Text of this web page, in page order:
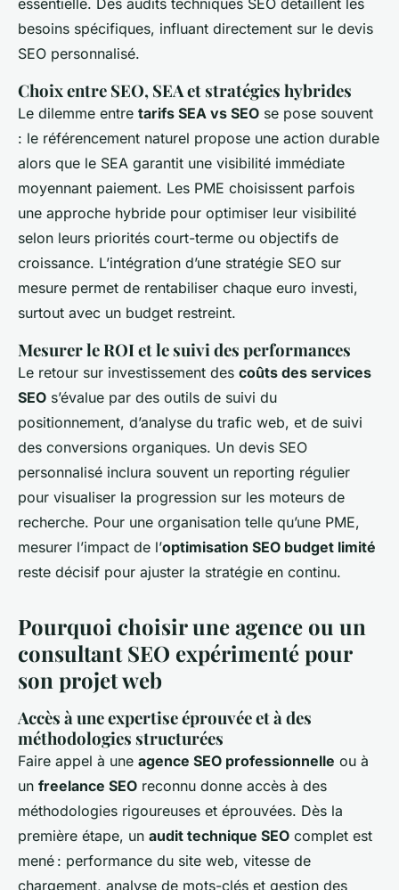
essentielle. Des audits techniques SEO détaillent les
besoins spécifiques, influant directement sur le devis
SEO personnalisé.
Choix entre SEO, SEA et stratégies hybrides
Le dilemme entre tarifs SEA vs SEO se pose souvent
: le référencement naturel propose une action durable
alors que le SEA garantit une visibilité immédiate
moyennant paiement. Les PME choisissent parfois
une approche hybride pour optimiser leur visibilité
selon leurs priorités court-terme ou objectifs de
croissance. L’intégration d’une stratégie SEO sur
mesure permet de rentabiliser chaque euro investi,
surtout avec un budget restreint.
Mesurer le ROI et le suivi des performances
Le retour sur investissement des coûts des services
SEO s’évalue par des outils de suivi du
positionnement, d’analyse du trafic web, et de suivi
des conversions organiques. Un devis SEO
personnalisé inclura souvent un reporting régulier
pour visualiser la progression sur les moteurs de
recherche. Pour une organisation telle qu’une PME,
mesurer l’impact de l’optimisation SEO budget limité
reste décisif pour ajuster la stratégie en continu.
Pourquoi choisir une agence ou un
consultant SEO expérimenté pour
son projet web
Accès à une expertise éprouvée et à des
méthodologies structurées
Faire appel à une agence SEO professionnelle ou à
un freelance SEO reconnu donne accès à des
méthodologies rigoureuses et éprouvées. Dès la
première étape, un audit technique SEO complet est
mené : performance du site web, vitesse de
chargement, analyse de mots-clés et gestion des